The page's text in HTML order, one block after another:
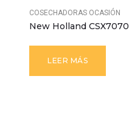
COSECHADORAS OCASIÓN
New Holland CSX7070
LEER MÁS